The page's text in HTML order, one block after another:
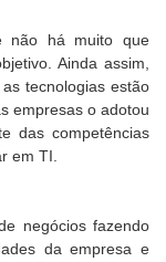
não há muito que
Ainda assim,
tecnologias estão
empresas o adotou
das competências
em TI.
negócios fazendo
da empresa e